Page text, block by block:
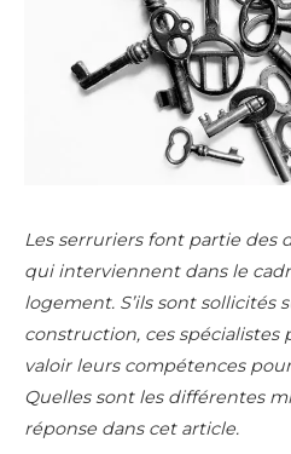
Les serruriers font partie des
qui interviennent dans le
logement. S’ils sont sollicités
construction, ces
valoir leurs compétences
Quelles sont les différentes
réponse dans cet article.